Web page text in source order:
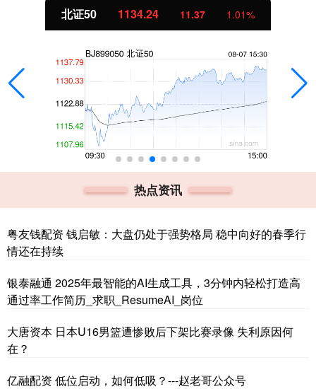
北证50 1134.24 11.37 1.01%
热点资讯
粤友钱配资 钱启敏：大盘仍处于强势格局 稳中向好的春季行
情还在持续
银泰融通 2025年最智能的AI生成工具，3分钟内轻松打造高
通过率工作简历_求职_ResumeAI_岗位
大唐资本 日本U16男篮遭惨败后下架比赛录像 失利原因何
在？
亿融配资 低位启动，如何低吸？---赵老哥公众号